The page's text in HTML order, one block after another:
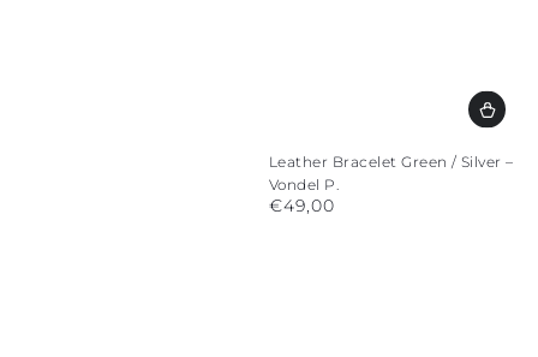
Leather Bracelet Green / Silver –
Vondel P.
Regular
€49,00